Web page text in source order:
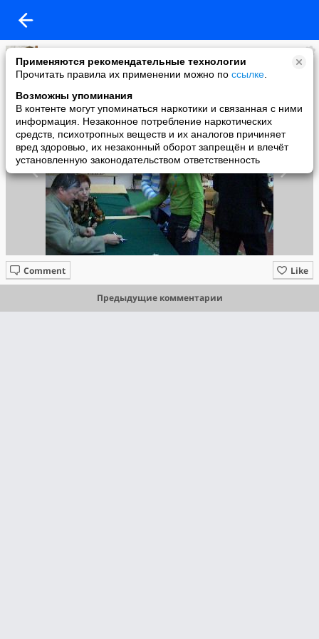
Применяются рекомендательные технологии
Прочитать правила их применении можно по ссылке
Возможны упоминания
В контенте могут упоминаться наркотики и связанная с ними
информация. Незаконное потребление наркотических
средств, психотропных веществ и их аналогов причиняет
вред здоровью, их незаконный оборот запрещён и влечёт
установленную законодательством ответственность
Тамара Миногина
added a photo
18 Jan в 23:41
Like
Comment
Предыдущие комментарии